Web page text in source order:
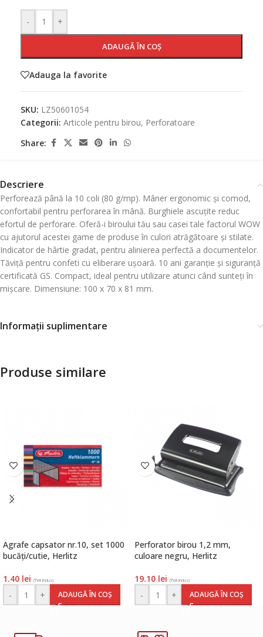
- +
ADAUGĂ ÎN COȘ
Adauga la favorite
SKU: LZ50601054
Categorii: Articole pentru birou, Perforatoare
Share:
Descriere
Perforează până la 10 coli (80 g/mp). Mâner ergonomic și comod,
confortabil pentru perforarea în mână. Burghiele ascuțite reduc
efortul de perforare. Oferă-i biroului tău sau casei tale factorul WOW
cu ajutorul acestei game de produse în culori atrăgătoare și stilate.
Indicator de hârtie gradat, pentru alinierea perfectă a documentelor.
Tăviță pentru confeti cu eliberare ușoară. 10 ani garanție și siguranță
certificată GS. Compact, ideal pentru utilizare atunci când sunteți în
mișcare. Dimensiune: 100 x 70 x 81 mm.
Informații suplimentare
Produse similare
Agrafe capsator nr.10, set 1000
bucăți/cutie, Herlitz
1.40 lei (TVA inclus)
- + ADAUGĂ ÎN COȘ
Perforator birou 1,2 mm,
culoare negru, Herlitz
19.10 lei (TVA inclus)
- + ADAUGĂ ÎN COȘ